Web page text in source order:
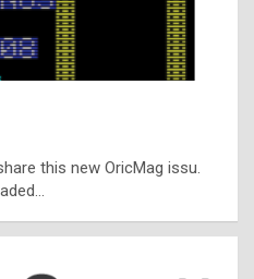
i
ff
i
l
t
t
this new OricMag issu.